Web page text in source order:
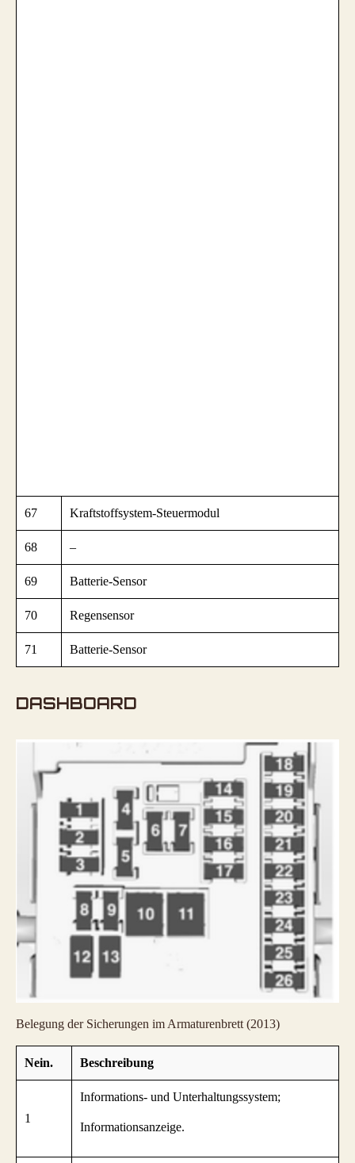
67 Kraftstoffsystem-Steuermodul
68 –
69 Batterie-Sensor
70 Regensensor
71 Batterie-Sensor
DASHBOARD
Belegung der Sicherungen im Armaturenbrett (2013)
Nein. Beschreibung
1
Informations- und Unterhaltungssystem;
Informationsanzeige.